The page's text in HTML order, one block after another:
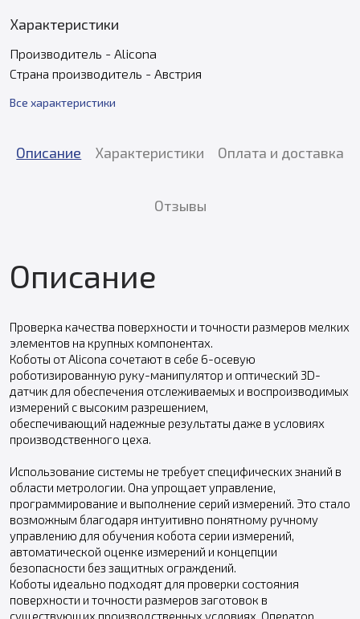
Характеристики
Производитель - Alicona
Страна производитель - Австрия
Все характеристики
Описание Характеристики Оплата и доставка
Отзывы
Описание
Проверка качества поверхности и точности размеров мелких
элементов на крупных компонентах.
Коботы от Alicona сочетают в себе 6-осевую
роботизированную руку-манипулятор и оптический 3D-
датчик для обеспечения отслеживаемых и воспроизводимых
измерений с высоким разрешением,
обеспечивающий надежные результаты даже в условиях
производственного цеха.
Использование системы не требует специфических знаний в
области метрологии. Она упрощает управление,
программирование и выполнение серий измерений. Это стало
возможным благодаря интуитивно понятному ручному
управлению для обучения кобота серии измерений,
автоматической оценке измерений и концепции
безопасности без защитных ограждений.
Коботы идеально подходят для проверки состояния
поверхности и точности размеров заготовок в
существующих производственных условиях. Оператор